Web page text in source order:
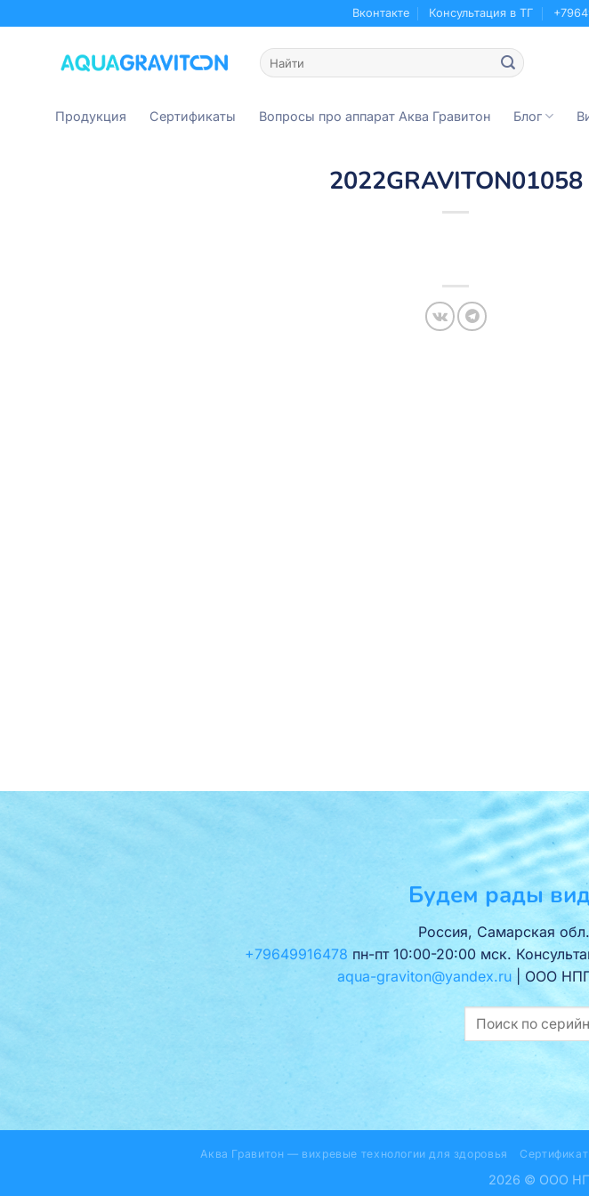
to
Вконтакте Консультация в ТГ
Искать:
Продукция Сертификаты Вопросы про аппарат Аква Гравитон Блог
2022GRAVITON01058
Будем рады
Россия, Самарская
+79649916478 пн-пт 10:00-20:00 мск.
aqua-graviton@yandex.ru| ООО НПП
Аква Гравитон — вихревые технологии для здоровья
2026 © ООО